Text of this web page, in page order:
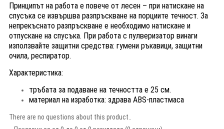
Принципът на работа е повече от лесен – при натискане на
спусъка се извършва разпръскване на порциите течност. За
непрекъснато разпръскване е необходимо натискане и
отпускане на спусъка. При работа с пулверизатор винаги
използвайте защитни средства: гумени ръкавици, защитни
очила, респиратор.
Характеристика:
тръбата за подаване на течността е 25 см.
материал на изработка: здрава ABS-пластмаса
There are no questions about this product..